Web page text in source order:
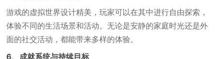
游戏的虚拟世界设计精美，玩家可以在其中进行自由探索，
体验不同的生活场景和活动。无论是安静的家庭时光还是外
面的社交活动，都能带来多样的体验。
6、成就系统与持续目标